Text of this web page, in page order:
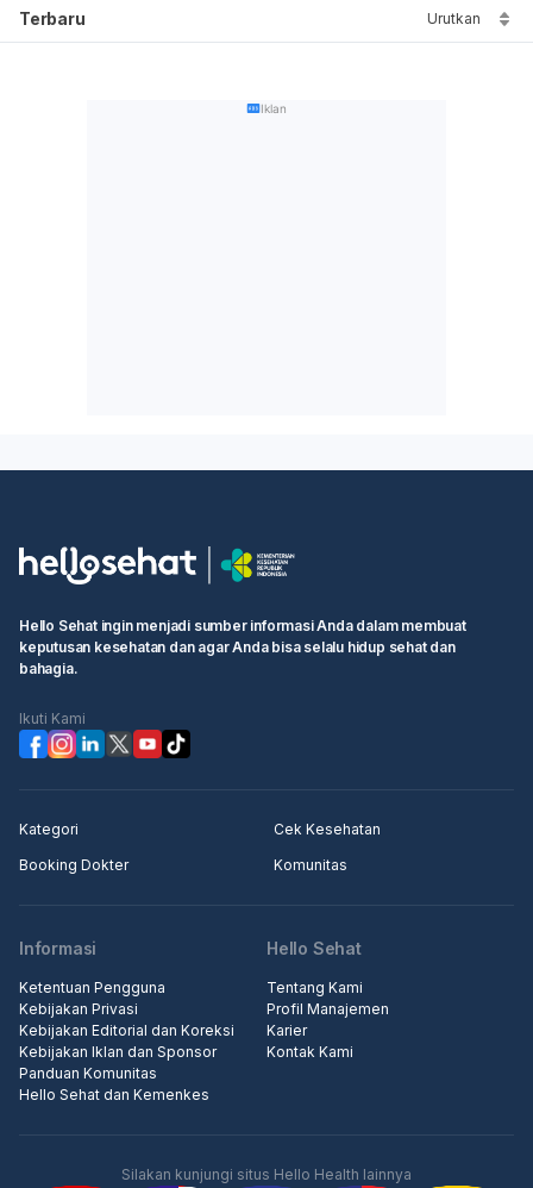
Terbaru Urutkan
Iklan
Hello Sehat ingin menjadi sumber informasi Anda dalam membuat
keputusan kesehatan dan agar Anda bisa selalu hidup sehat dan
bahagia.
Ikuti Kami
Kategori
Cek Kesehatan
Booking Dokter
Komunitas
Informasi
Ketentuan Pengguna
Kebijakan Privasi
Kebijakan Editorial dan Koreksi
Kebijakan Iklan dan Sponsor
Panduan Komunitas
Hello Sehat dan Kemenkes
Hello Sehat
Tentang Kami
Profil Manajemen
Karier
Kontak Kami
Silakan kunjungi situs Hello Health lainnya